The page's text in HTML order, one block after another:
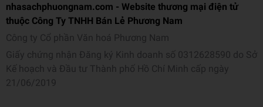
nhasachphuongnam.com - Website thương mại điện tử
thuộc Công Ty TNHH Bán Lẻ Phương Nam
Công ty Cổ phần Văn hoá Phương Nam
Giấy chứng nhận Đăng ký Kinh doanh số 0312628590 do Sở
Kế hoạch và Đầu tư Thành phố Hồ Chí Minh cấp ngày
21/06/2019